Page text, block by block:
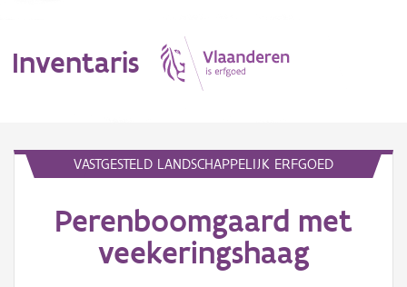
Inventaris
Erfgoedobject
Aanduidingsobject
VASTGESTELD LANDSCHAPPELIJK ERFGOED
Perenboomgaard met
veekeringshaag